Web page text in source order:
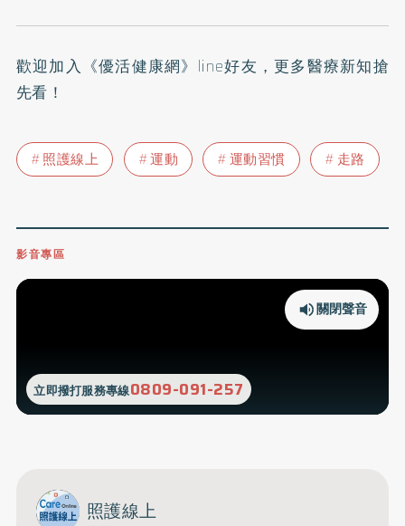
歡迎加入 《優活健康網》line好友 ，更多醫療新知搶
先看！
照護線上 運動 運動習慣 走路
影音專區
立即撥打服務專線0809-091-257
關閉聲音
照護線上